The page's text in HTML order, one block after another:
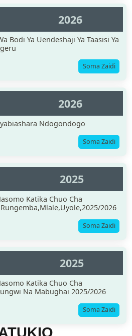
2026
Bodi Ya Uendeshaji Ya Taasisi Ya
Soma Zaidi
2026
Ndogondogo
Soma Zaidi
2025
Katika Chuo Cha
2026
Soma Zaidi
2025
Katika Chuo Cha
Na Mabughai 2025/2026
Soma Zaidi